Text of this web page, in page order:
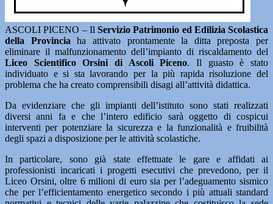
ASCOLI PICENO – Il Servizio Patrimonio ed Edilizia Scolastica
della Provincia ha attivato prontamente la ditta preposta per
eliminare il malfunzionamento dell’impianto di riscaldamento del
Liceo Scientifico Orsini di Ascoli Piceno. Il guasto è stato
individuato e si sta lavorando per la più rapida risoluzione del
problema che ha creato comprensibili disagi all’attività didattica.
Da evidenziare che gli impianti dell’istituto sono stati realizzati
diversi anni fa e che l’intero edificio sarà oggetto di cospicui
interventi per potenziare la sicurezza e la funzionalità e fruibilità
degli spazi a disposizione per le attività scolastiche.
In particolare, sono già state effettuate le gare e affidati ai
professionisti incaricati i progetti esecutivi che prevedono, per il
Liceo Orsini, oltre 6 milioni di euro sia per l’adeguamento sismico
che per l’efficientamento energetico secondo i più attuali standard